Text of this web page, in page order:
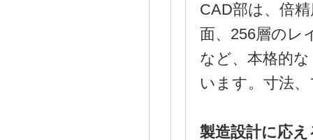
CAD部は、倍
面、256層のレ
など、本格的
います。寸法
製造設計に応